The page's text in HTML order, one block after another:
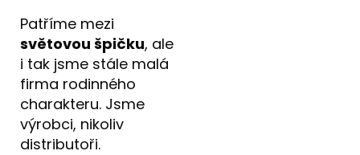
Patříme mezi
světovou špičku, ale
i tak jsme stále malá
firma rodinného
charakteru. Jsme
výrobci, nikoliv
distributoři.